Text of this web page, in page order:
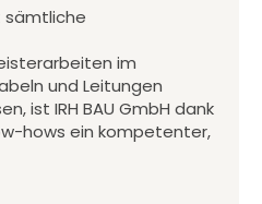
sämtliche
im
und Leitungen
ist IRH BAU GmbH dank
hows ein kompetenter,